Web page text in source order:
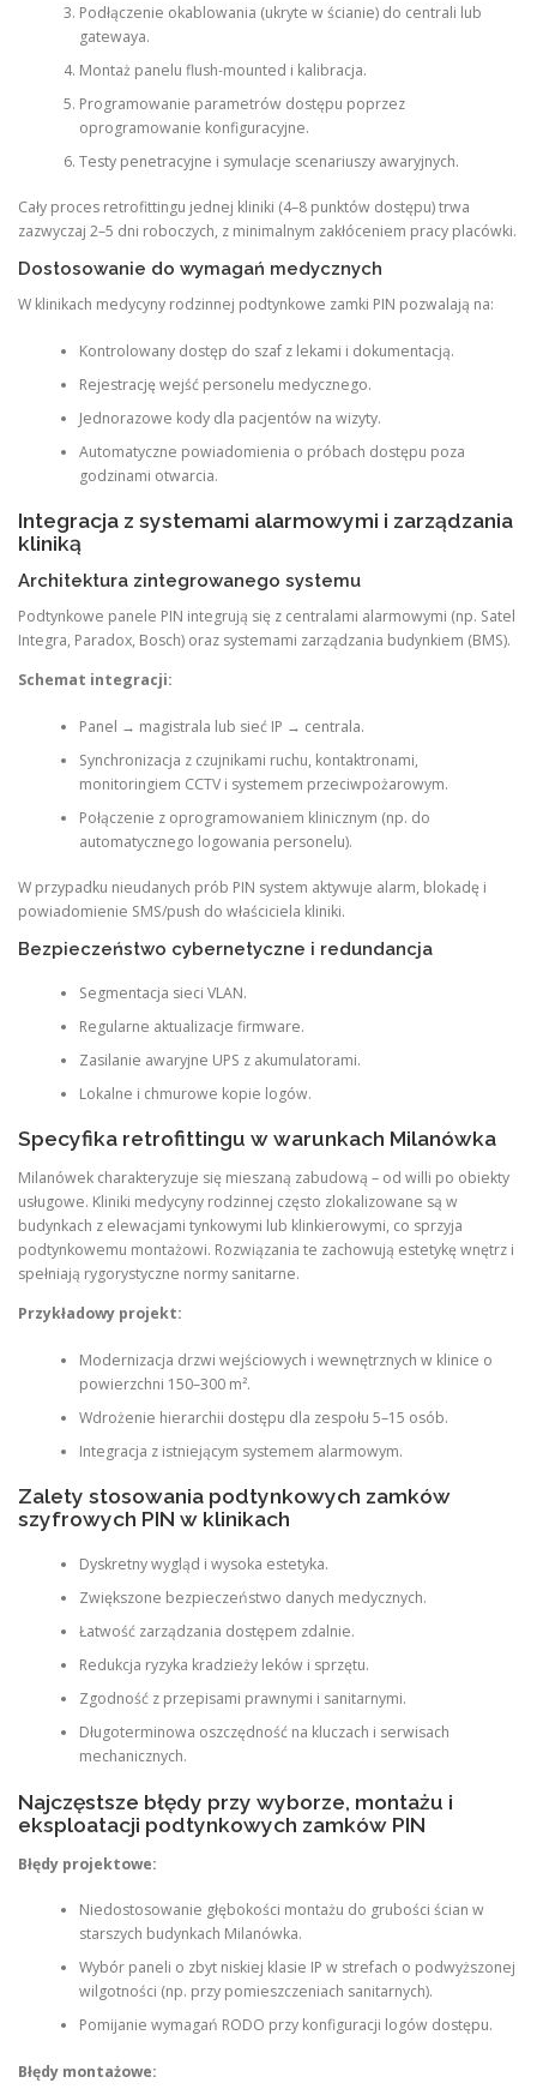
Podłączenie okablowania (ukryte w ścianie) do centrali lub
gatewaya.
Montaż panelu flush-mounted i kalibracja.
Programowanie parametrów dostępu poprzez
oprogramowanie konfiguracyjne.
Testy penetracyjne i symulacje scenariuszy awaryjnych.
Cały proces retrofittingu jednej kliniki (4–8 punktów dostępu) trwa
zazwyczaj 2–5 dni roboczych, z minimalnym zakłóceniem pracy placówki.
Dostosowanie do wymagań medycznych
W klinikach medycyny rodzinnej podtynkowe zamki PIN pozwalają na:
Kontrolowany dostęp do szaf z lekami i dokumentacją.
Rejestrację wejść personelu medycznego.
Jednorazowe kody dla pacjentów na wizyty.
Automatyczne powiadomienia o próbach dostępu poza
godzinami otwarcia.
Integracja z systemami alarmowymi i zarządzania
kliniką
Architektura zintegrowanego systemu
Podtynkowe panele PIN integrują się z centralami alarmowymi (np. Satel
Integra, Paradox, Bosch) oraz systemami zarządzania budynkiem (BMS).
Schemat integracji:
Panel → magistrala lub sieć IP → centrala.
Synchronizacja z czujnikami ruchu, kontaktronami,
monitoringiem CCTV i systemem przeciwpożarowym.
Połączenie z oprogramowaniem klinicznym (np. do
automatycznego logowania personelu).
W przypadku nieudanych prób PIN system aktywuje alarm, blokadę i
powiadomienie SMS/push do właściciela kliniki.
Bezpieczeństwo cybernetyczne i redundancja
Segmentacja sieci VLAN.
Regularne aktualizacje firmware.
Zasilanie awaryjne UPS z akumulatorami.
Lokalne i chmurowe kopie logów.
Specyfika retrofittingu w warunkach Milanówka
Milanówek charakteryzuje się mieszaną zabudową – od willi po obiekty
usługowe. Kliniki medycyny rodzinnej często zlokalizowane są w
budynkach z elewacjami tynkowymi lub klinkierowymi, co sprzyja
podtynkowemu montażowi. Rozwiązania te zachowują estetykę wnętrz i
spełniają rygorystyczne normy sanitarne.
Przykładowy projekt:
Modernizacja drzwi wejściowych i wewnętrznych w klinice o
powierzchni 150–300 m².
Wdrożenie hierarchii dostępu dla zespołu 5–15 osób.
Integracja z istniejącym systemem alarmowym.
Zalety stosowania podtynkowych zamków
szyfrowych PIN w klinikach
Dyskretny wygląd i wysoka estetyka.
Zwiększone bezpieczeństwo danych medycznych.
Łatwość zarządzania dostępem zdalnie.
Redukcja ryzyka kradzieży leków i sprzętu.
Zgodność z przepisami prawnymi i sanitarnymi.
Długoterminowa oszczędność na kluczach i serwisach
mechanicznych.
Najczęstsze błędy przy wyborze, montażu i
eksploatacji podtynkowych zamków PIN
Błędy projektowe:
Niedostosowanie głębokości montażu do grubości ścian w
starszych budynkach Milanówka.
Wybór paneli o zbyt niskiej klasie IP w strefach o podwyższonej
wilgotności (np. przy pomieszczeniach sanitarnych).
Pomijanie wymagań RODO przy konfiguracji logów dostępu.
Błędy montażowe: